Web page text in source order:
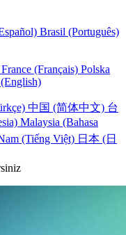
Brasil (Português)
France (Français) Polska
中国 (简体中文) 台
Malaysia (Bahasa
(Tiếng Việt) 日本 (日